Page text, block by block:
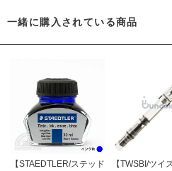
一緒に購入されている商品
【STAEDTLER/ステッド
【TWSBI/ツイ